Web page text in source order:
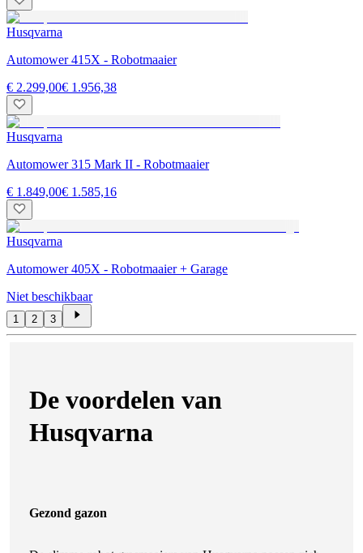
Husqvarna
Automower 415X - Robotmaaier
€ 2.299,00€ 1.956,38
Husqvarna
Automower 315 Mark II - Robotmaaier
€ 1.849,00€ 1.585,16
Husqvarna
Automower 405X - Robotmaaier + Garage
Niet beschikbaar
1 2 3
De voordelen van
Husqvarna
Gezond gazon